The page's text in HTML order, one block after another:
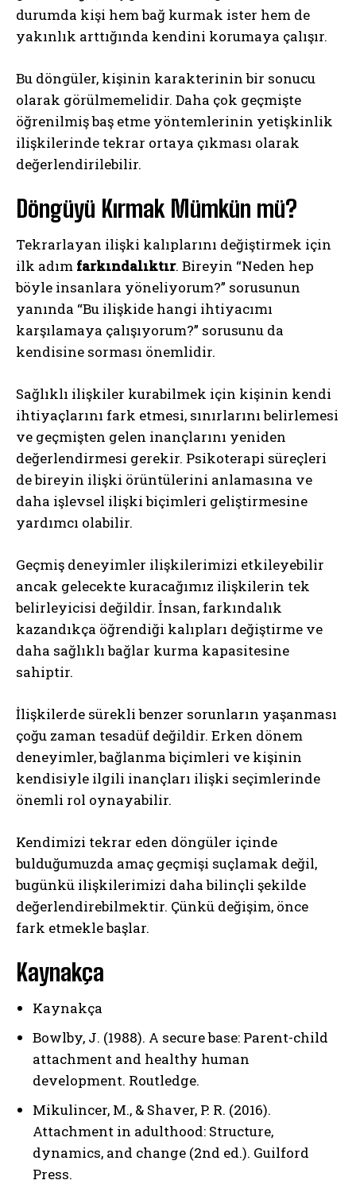
durumda kişi hem bağ kurmak ister hem de
yakınlık arttığında kendini korumaya çalışır.
Bu döngüler, kişinin karakterinin bir sonucu
olarak görülmemelidir. Daha çok geçmişte
öğrenilmiş baş etme yöntemlerinin yetişkinlik
ilişkilerinde tekrar ortaya çıkması olarak
değerlendirilebilir.
Döngüyü Kırmak Mümkün mü?
Tekrarlayan ilişki kalıplarını değiştirmek için
ilk adım farkındalıktır. Bireyin “Neden hep
böyle insanlara yöneliyorum?” sorusunun
yanında “Bu ilişkide hangi ihtiyacımı
karşılamaya çalışıyorum?” sorusunu da
kendisine sorması önemlidir.
Sağlıklı ilişkiler kurabilmek için kişinin kendi
ihtiyaçlarını fark etmesi, sınırlarını belirlemesi
ve geçmişten gelen inançlarını yeniden
değerlendirmesi gerekir. Psikoterapi süreçleri
de bireyin ilişki örüntülerini anlamasına ve
daha işlevsel ilişki biçimleri geliştirmesine
yardımcı olabilir.
Geçmiş deneyimler ilişkilerimizi etkileyebilir
ancak gelecekte kuracağımız ilişkilerin tek
belirleyicisi değildir. İnsan, farkındalık
kazandıkça öğrendiği kalıpları değiştirme ve
daha sağlıklı bağlar kurma kapasitesine
sahiptir.
İlişkilerde sürekli benzer sorunların yaşanması
çoğu zaman tesadüf değildir. Erken dönem
deneyimler, bağlanma biçimleri ve kişinin
kendisiyle ilgili inançları ilişki seçimlerinde
önemli rol oynayabilir.
Kendimizi tekrar eden döngüler içinde
bulduğumuzda amaç geçmişi suçlamak değil,
bugünkü ilişkilerimizi daha bilinçli şekilde
değerlendirebilmektir. Çünkü değişim, önce
fark etmekle başlar.
Kaynakça
Kaynakça
Bowlby, J. (1988). A secure base: Parent-child
attachment and healthy human
development. Routledge.
Mikulincer, M., & Shaver, P. R. (2016).
Attachment in adulthood: Structure,
dynamics, and change (2nd ed.). Guilford
Press.